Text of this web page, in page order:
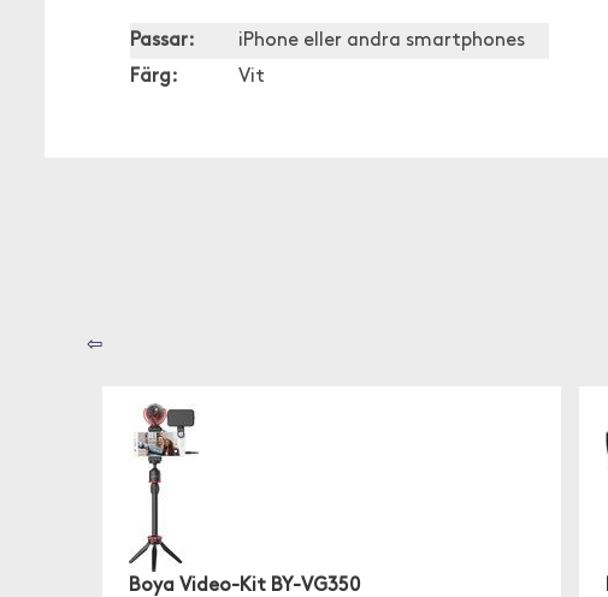
Passar:
iPhone eller andra smartphones
Färg:
Vit
⇦
Boya Video-Kit BY-VG350